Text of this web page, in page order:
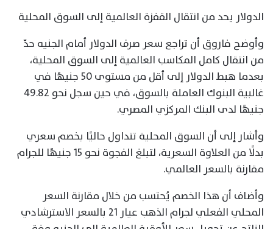
الدولار يحد من انتقال القفزة العالمية إلى السوق المحلية
وأوضح فاروق أن تراجع سعر صرف الدولار أمام الجنيه حدّ
من انتقال كامل المكاسب العالمية إلى السوق المحلية،
بعدما هبط الدولار إلى أقل من مستوى 50 جنيهًا في
غالبية البنوك العاملة بالسوق، في حين سجل نحو 49.82
جنيهًا لدى البنك المركزي المصري.
وأشار إلى أن السوق المحلية تتداول حاليًا بخصم سعري
بدلًا من العلاوة السعرية، لتبلغ الفجوة نحو 15 جنيهًا للجرام
مقارنة بالسعر العالمي.
وأضاف أن هذا الخصم يُحتسب من خلال مقارنة السعر
المحلي الفعلي لجرام الذهب عيار 21 بالسعر الاسترشادي